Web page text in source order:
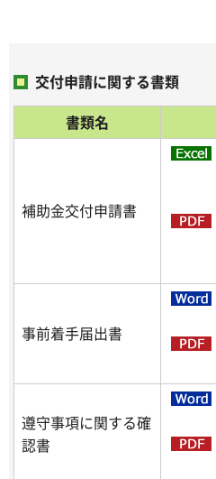
交付申請に関する書類
書類名
補助金交付申請書
事前着手届出書
遵守事項に関する確
認書